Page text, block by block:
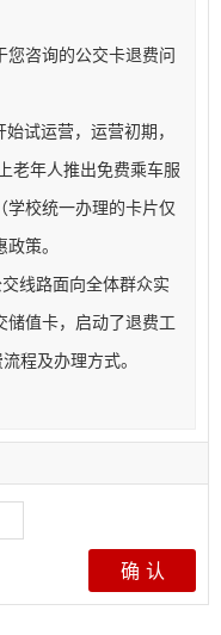
您咨询的公交卡退费问
试运营，运营初期，
老年人推出免费乘车服
学校统一办理的卡片仅
策。
线路面向全体群众实
储值卡，启动了退费工
程及办理方式。